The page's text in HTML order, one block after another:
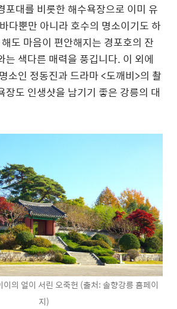
포대를 비롯한 해수욕장으로 이미 유
다뿐만 아니라 호수의 명소이기도 하
도 마음이 편안해지는 경포호의 잔
는 색다른 매력을 풍깁니다. 이 외에
소인 정동진과 드라마 <도깨비>의 촬
장도 인생샷을 남기기 좋은 강릉의 대
의 얼이 서린 오죽헌 (출처: 솔향강릉 홈페이
지)